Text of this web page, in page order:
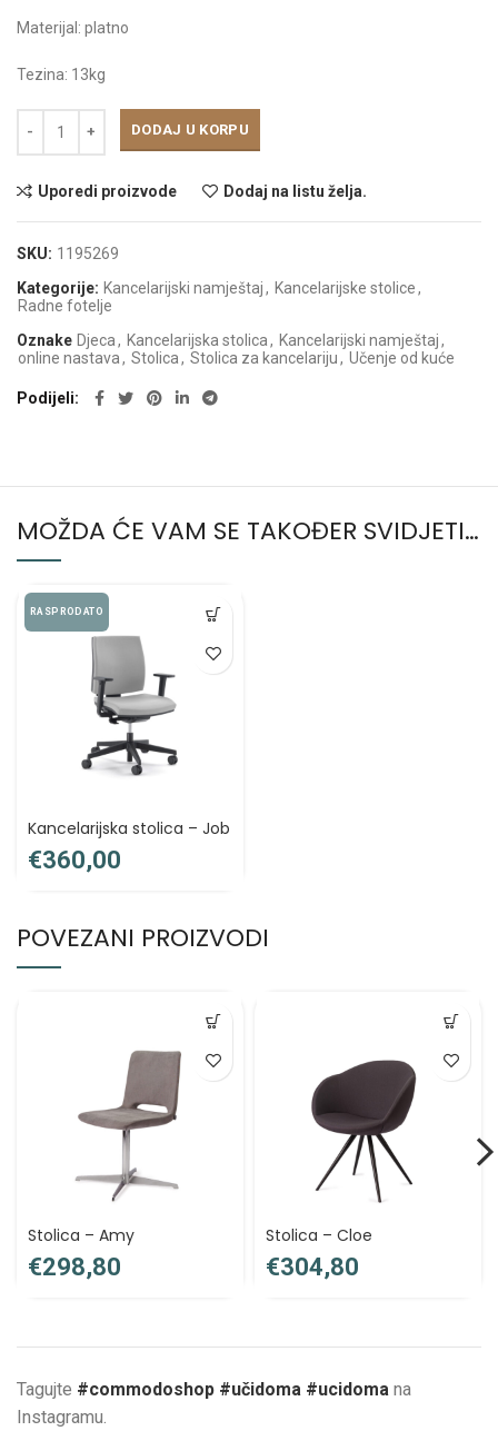
Materijal: platno
Tezina: 13kg
DODAJ U KORPU
Uporedi proizvode Dodaj na listu želja.
SKU: 1195269
Kategorije: Kancelarijski namještaj, Kancelarijske stolice,
Radne fotelje
Oznake Djeca, Kancelarijska stolica, Kancelarijski namještaj,
online nastava, Stolica, Stolica za kancelariju, Učenje od kuće
Podijeli
MOŽDA ĆE VAM SE TAKOĐER SVIDJETI…
RASPRODATO
Kancelarijska stolica – Job
€
POVEZANI PROIZVODI
Stolica – Amy
€
Stolica – Cloe
€
Tagujte #commodoshop #učidoma #ucidoma na
Instagramu.